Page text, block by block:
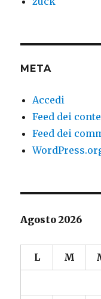
META
Accedi
Feed dei
Feed dei
Agosto 2026
L M